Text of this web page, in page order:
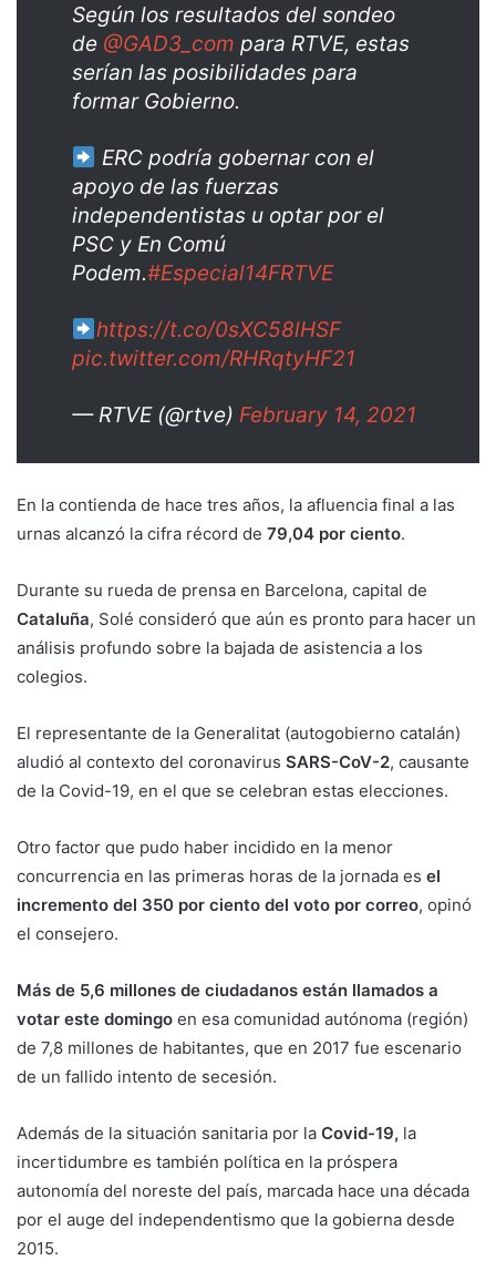
Según los resultados del sondeo
de @GAD3_com para RTVE, estas
serían las posibilidades para
formar Gobierno.
ERC podría gobernar con el
apoyo de las fuerzas
independentistas u optar por el
PSC y En Comú
Podem.#Especial14FRTVE
https://t.co/0sXC58lHSF
pic.twitter.com/RHRqtyHF21
— RTVE (@rtve) February 14, 2021
En la contienda de hace tres años, la afluencia final a las
urnas alcanzó la cifra récord de 79,04 por ciento.
Durante su rueda de prensa en Barcelona, capital de
Cataluña, Solé consideró que aún es pronto para hacer un
análisis profundo sobre la bajada de asistencia a los
colegios.
El representante de la Generalitat (autogobierno catalán)
aludió al contexto del coronavirus SARS-CoV-2, causante
de la Covid-19, en el que se celebran estas elecciones.
Otro factor que pudo haber incidido en la menor
concurrencia en las primeras horas de la jornada es el
incremento del 350 por ciento del voto por correo, opinó
el consejero.
Más de 5,6 millones de ciudadanos están llamados a
votar este domingo en esa comunidad autónoma (región)
de 7,8 millones de habitantes, que en 2017 fue escenario
de un fallido intento de secesión.
Además de la situación sanitaria por la Covid-19, la
incertidumbre es también política en la próspera
autonomía del noreste del país, marcada hace una década
por el auge del independentismo que la gobierna desde
2015.